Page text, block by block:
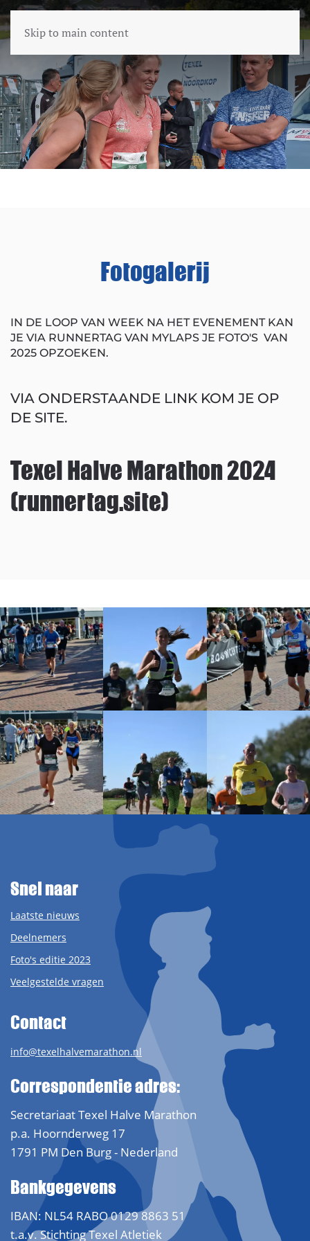
Skip to main content
Fotogalerij
IN DE LOOP VAN WEEK NA HET EVENEMENT KAN
JE VIA RUNNERTAG VAN MYLAPS JE FOTO'S VAN
2025 OPZOEKEN.
VIA ONDERSTAANDE LINK KOM JE OP
DE SITE.
Texel Halve Marathon 2024
(runnertag.site)
Snel naar
Laatste nieuws
Deelnemers
Foto's editie 2023
Veelgestelde vragen
Contact
info@texelhalvemarathon.nl
Correspondentie adres:
Secretariaat Texel Halve Marathon
p.a. Hoornderweg 17
1791 PM Den Burg - Nederland
Bankgegevens
IBAN: NL54 RABO 0129 8863 51
t.a.v. Stichting Texel Atletiek